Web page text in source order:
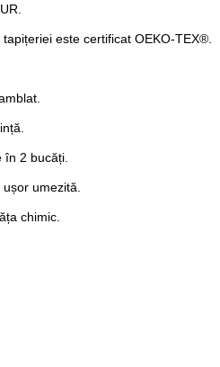
este certificat OEKO-TEX®.
în 2 bucăți.
umezită.
chimic.